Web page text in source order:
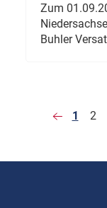
Zum
Buhler
1 2